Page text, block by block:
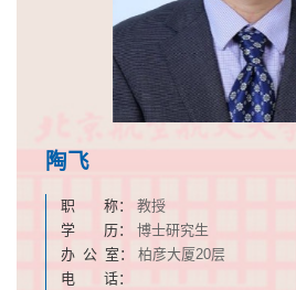
陶飞
职 称： 教授
学 历： 博士研究生
办 公 室： 柏彦大厦20层
电 话：